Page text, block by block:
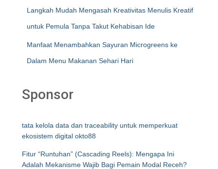
Langkah Mudah Mengasah Kreativitas Menulis Kreatif
untuk Pemula Tanpa Takut Kehabisan Ide
Manfaat Menambahkan Sayuran Microgreens ke
Dalam Menu Makanan Sehari Hari
Sponsor
tata kelola data dan traceability untuk memperkuat
ekosistem digital okto88
Fitur “Runtuhan” (Cascading Reels): Mengapa Ini
Adalah Mekanisme Wajib Bagi Pemain Modal Receh?